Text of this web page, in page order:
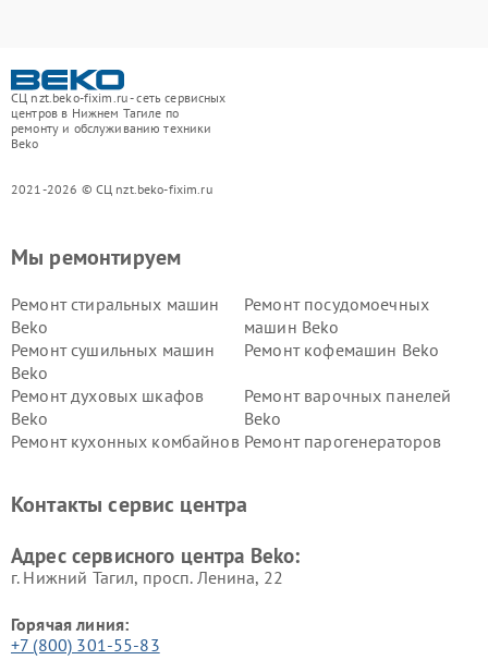
СЦ nzt.beko-fixim.ru - сеть сервисных
центров в Нижнем Тагиле по
ремонту и обслуживанию техники
Beko
2021-2026 © СЦ nzt.beko-fixim.ru
Мы ремонтируем
Ремонт стиральных машин
Beko
Ремонт посудомоечных
машин Beko
Ремонт сушильных машин
Beko
Ремонт кофемашин Beko
Ремонт духовых шкафов
Beko
Ремонт варочных панелей
Beko
Ремонт кухонных комбайнов Ремонт парогенераторов
Ремонт холодильников Beko Ремонт морозильных камер
Контакты сервис центра
Адрес сервисного центра Beko:
г. Нижний Тагил, просп. Ленина, 22
Горячая линия:
+7 (800) 301-55-83